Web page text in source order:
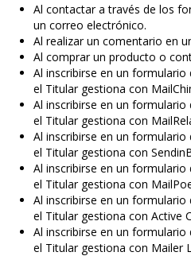
Al contactar a través de los
un correo electrónico.
Al realizar un comentario en
Al comprar un producto o
Al inscribirse en un
el Titular gestiona con
Al inscribirse en un
el Titular gestiona con
Al inscribirse en un
el Titular gestiona con
Al inscribirse en un
el Titular gestiona con
Al inscribirse en un
el Titular gestiona con Active
Al inscribirse en un
el Titular gestiona con Mailer